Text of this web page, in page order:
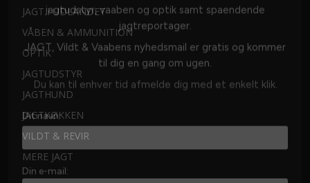
JAGT I UDLANDET
VÅBEN & AMMUNITION
OPTIK
JAGTUDSTYR
JAGTHUND
JAGTKØKKEN
VILDT & REVIR
MERE JAGT
jagtudstyr, vaaben og optik samt spaendende
jagtreportager.
JAGT, Vildt & Vaabens nyhedsmail er gratis og kommer
til dig en gang om ugen.
Du kan til enhver tid afmelde dig med et enkelt klik.
Dit navn:
Din e-mail: